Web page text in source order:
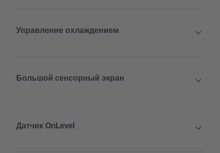
Управление охлаждением
Большой сенсорный экран
Датчик OnLevel